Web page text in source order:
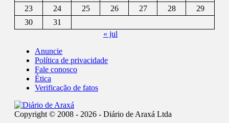
23
24 25 26 27 28
29
30
31
« jul
Anuncie
Política de privacidade
Fale conosco
Ética
Verificação de fatos
Copyright © 2008 - 2026 - Diário de Araxá Ltda